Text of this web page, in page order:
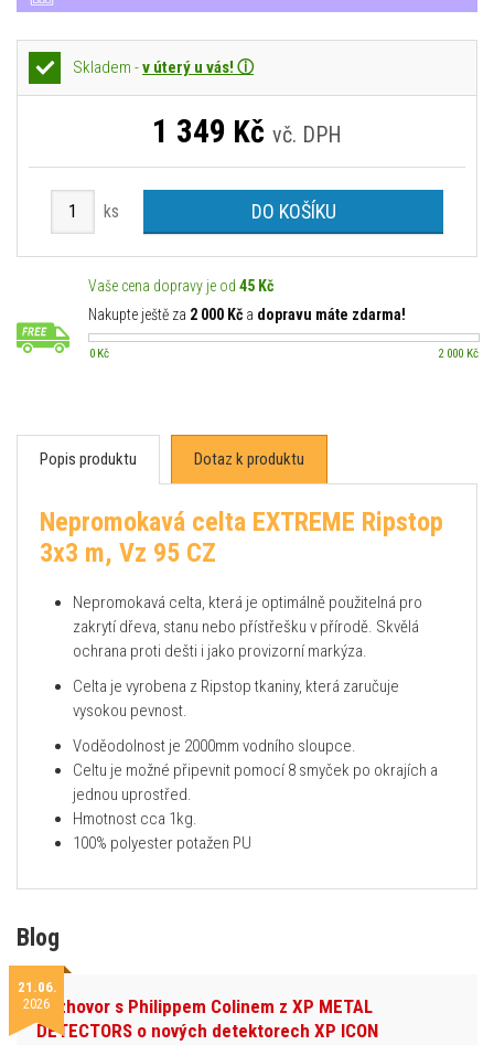
Skladem -v úterý u vás! ⓘ
1 349 Kč vč. DPH
ks DO KOŠÍKU
Vaše cena dopravy je od 45 Kč
Nakupte ještě za 2 000 Kč a dopravu máte zdarma!
0 Kč 2 000 Kč
Popis produktu Dotaz k produktu
Nepromokavá celta EXTREME Ripstop
3x3 m, Vz 95 CZ
Nepromokavá celta, která je optimálně použitelná pro
zakrytí dřeva, stanu nebo přístřešku v přírodě. Skvělá
ochrana proti dešti i jako provizorní markýza.
Celta je vyrobena z Ripstop tkaniny, která zaručuje
vysokou pevnost.
Voděodolnost je 2000mm vodního sloupce.
Celtu je možné připevnit pomocí 8 smyček po okrajích a
jednou uprostřed.
Hmotnost cca 1kg.
100% polyester potažen PU
Blog
21.06.
2026Rozhovor s Philippem Colinem z XP METAL
DETECTORS o nových detektorech XP ICON